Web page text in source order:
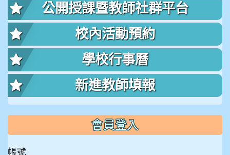
公開授課暨教師社群平台
校內活動預約
學校行事曆
新進教師填報
會員登入
帳號